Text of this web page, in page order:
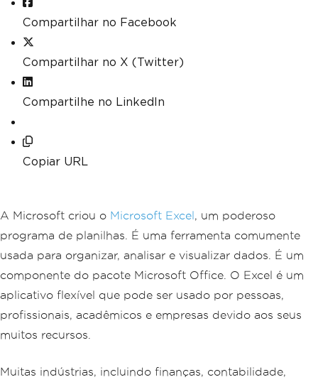
Compartilhar no Facebook
Compartilhar no X (Twitter)
Compartilhe no LinkedIn
Copiar URL
A Microsoft criou o Microsoft Excel, um poderoso
programa de planilhas. É uma ferramenta comumente
usada para organizar, analisar e visualizar dados. É um
componente do pacote Microsoft Office. O Excel é um
aplicativo flexível que pode ser usado por pessoas,
profissionais, acadêmicos e empresas devido aos seus
muitos recursos.
Muitas indústrias, incluindo finanças, contabilidade,